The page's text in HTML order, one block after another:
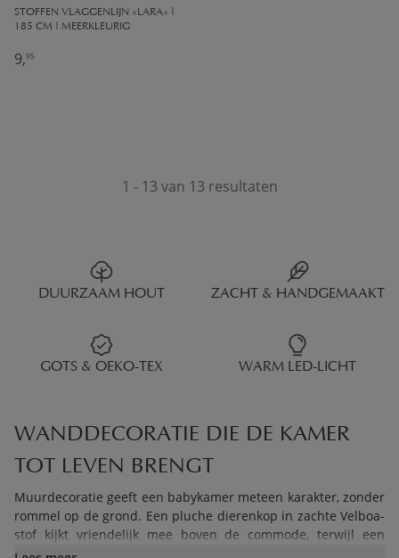
STOFFEN VLAGGENLIJN «LARA» |
185 CM | MEERKLEURIG
9,95
1 - 13 van 13 resultaten
DUURZAAM HOUT ZACHT & HANDGEMAAKT
GOTS & OEKO-TEX WARM LED-LICHT
WANDDECORATIE DIE DE KAMER
TOT LEVEN BRENGT
Muurdecoratie geeft een babykamer meteen karakter, zonder
rommel op de grond. Een pluche dierenkop in zachte Velboa-
stof kijkt vriendelijk mee boven de commode, terwijl een
goudkleurige LED-wandlamp in de vorm van een maan, ster,